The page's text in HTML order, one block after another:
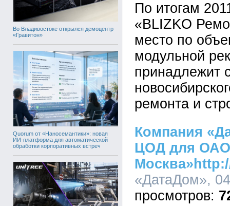
Во Владивостоке открылся демоцентр
«Гравитон»
Quorum от «Наносемантики»: новая
ИИ-платформа для автоматической
обработки корпоративных встреч
По итогам
«BLIZKO
место по
модульной
принадлежит
ремонта и
Компания
ЦОД для ОАО
«ДатаДом»,